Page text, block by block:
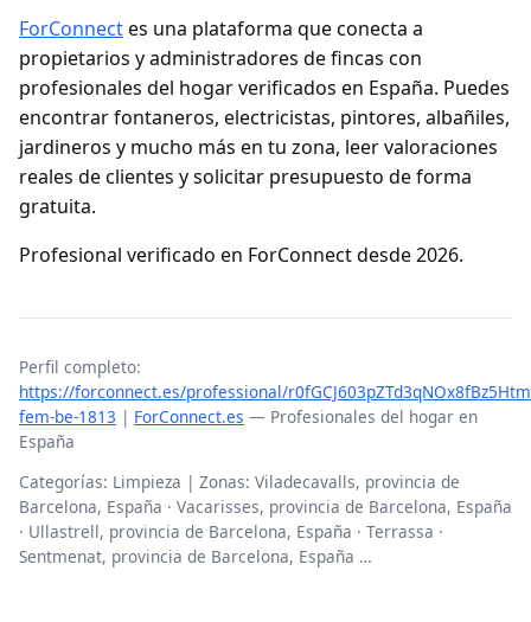
ForConnectes una plataforma que conecta a
propietarios y administradores de fincas con
profesionales del hogar verificados en España. Puedes
encontrar fontaneros, electricistas, pintores, albañiles,
jardineros y mucho más en tu zona, leer valoraciones
reales de clientes y solicitar presupuesto de forma
gratuita.
Profesional verificado en ForConnect desde 2026.
Perfil completo:
https://forconnect.es/professional/
fem-be-1813 | ForConnect.es — Profesionales del hogar en
España
Categorías: Limpieza | Zonas: Viladecavalls, provincia de
Barcelona, España · Vacarisses, provincia de Barcelona, España
· Ullastrell, provincia de Barcelona, España · Terrassa ·
Sentmenat, provincia de Barcelona, España …